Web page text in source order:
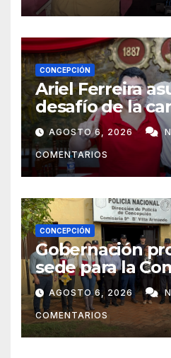
CONCEPCIÓN
Ariel Ferreira
desafío de la
concejal tras la
Lourdes Carduz
AGOSTO 6, 2026
COMENTARIOS
CONCEPCIÓN
Gobernación
sede para la
Villa Armando
las condiciones
AGOSTO 6, 2026
COMENTARIOS